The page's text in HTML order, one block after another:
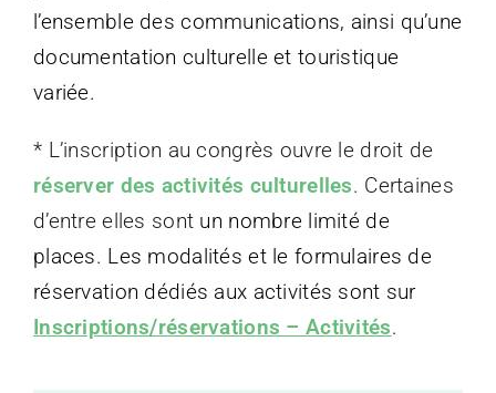
l’ensemble des communications, ainsi qu’une
documentation culturelle et touristique
variée.
* L’inscription au congrès ouvre le droit de
réserver des activités culturelles. Certaines
d’entre elles sont un nombre limité de
places. Les modalités et le formulaires de
réservation dédiés aux activités sont sur
Inscriptions/réservations – Activités.